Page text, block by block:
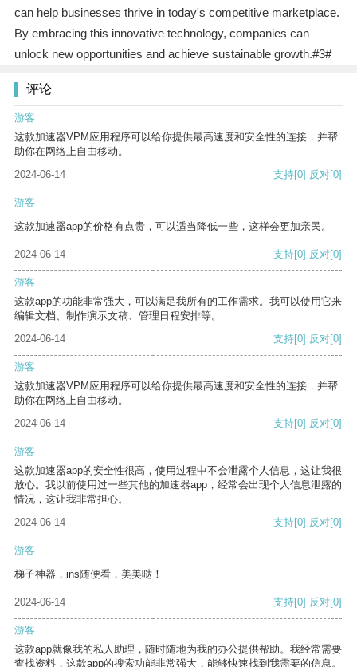
can help businesses thrive in today's competitive marketplace.
By embracing this innovative technology, companies can
unlock new opportunities and achieve sustainable growth.#3#
评论
游客
这款加速器VPM应用程序可以给你提供最高速度和安全性的连接，并帮
助你在网络上自由移动。
2024-06-14
支持[0] 反对[0]
游客
这款加速器app的价格有点贵，可以适当降低一些，这样会更加亲民。
2024-06-14 支持[0] 反对[0]
游客
这款app的功能非常强大，可以满足我所有的工作需求。我可以使用它来
编辑文档、制作演示文稿、管理日程安排等。
2024-06-14
支持[0] 反对[0]
游客
这款加速器VPM应用程序可以给你提供最高速度和安全性的连接，并帮
助你在网络上自由移动。
2024-06-14
支持[0] 反对[0]
游客
这款加速器app的安全性很高，使用过程中不会泄露个人信息，这让我很
放心。我以前使用过一些其他的加速器app，经常会出现个人信息泄露的
情况，这让我非常担心。
2024-06-14
支持[0] 反对[0]
游客
梯子神器，ins随便看，美美哒！
2024-06-14 支持[0] 反对[0]
游客
这款app就像我的私人助理，随时随地为我的办公提供帮助。我经常需要
查找资料，这款app的搜索功能非常强大，能够快速找到我需要的信息。